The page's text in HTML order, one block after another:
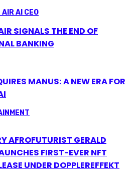
SIGNALS THE END OF
BANKING
MANUS: A NEW ERA FOR
AFROFUTURIST GERALD
FIRST-EVER NFT
UNDER DOPPLEREFFEKT